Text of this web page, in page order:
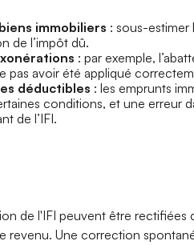
immobiliers : sous-estimer
de l’impôt dû.
: par exemple,
pas avoir été appliqué
déductibles : les emprunts
conditions, et une erreur
de l’IFI.
de l'IFI peuvent être rectifiées
revenu. Une correction